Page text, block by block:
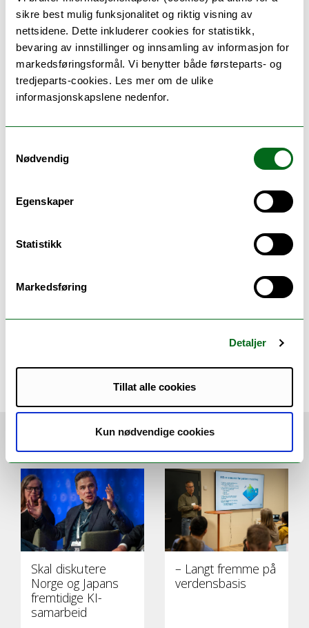
sikre best mulig funksjonalitet og riktig visning av
nettsidene. Dette inkluderer cookies for statistikk,
bevaring av innstillinger og innsamling av informasjon for
markedsføringsformål. Vi benytter både førsteparts- og
tredjeparts-cookies. Les mer om de ulike
informasjonskapslene nedenfor.
Nødvendig
Egenskaper
Statistikk
Markedsføring
Detaljer
Tillat alle cookies
Kun nødvendige cookies
Demonstrasjon av Andøya-rakett av
bachelor-student i droneteknologi Brage
Isdahl, og Vincent Van Duin, andreårs
siviløkonomistudiet, integrert master. Begge
Foto: Kaja A. Halvei-Larsen
Kortnytt fra Seksjon for kommunikasjon, Skolelaboratoriet,
VI ANBEFALER
Skal diskutere
Norge og Japans
fremtidige KI-
samarbeid
– Langt fremme på
verdensbasis